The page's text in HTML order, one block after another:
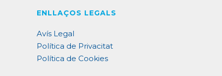
ENLLAÇOS LEGALS
Avís Legal
Política de Privacitat
Política de Cookies